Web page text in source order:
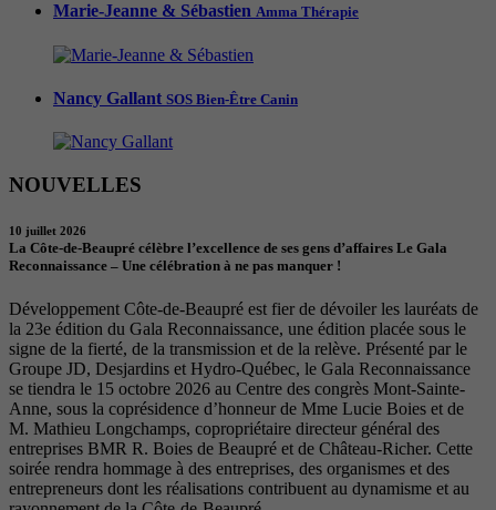
Marie-Jeanne & Sébastien Amma Thérapie
Nancy Gallant SOS Bien-Être Canin
NOUVELLES
10 juillet 2026
La Côte-de-Beaupré célèbre l’excellence de ses gens d’affaires Le Gala
Reconnaissance – Une célébration à ne pas manquer !
Développement Côte-de-Beaupré est fier de dévoiler les lauréats de
la 23e édition du Gala Reconnaissance, une édition placée sous le
signe de la fierté, de la transmission et de la relève. Présenté par le
Groupe JD, Desjardins et Hydro-Québec, le Gala Reconnaissance
se tiendra le 15 octobre 2026 au Centre des congrès Mont-Sainte-
Anne, sous la coprésidence d’honneur de Mme Lucie Boies et de
M. Mathieu Longchamps, copropriétaire directeur général des
entreprises BMR R. Boies de Beaupré et de Château-Richer. Cette
soirée rendra hommage à des entreprises, des organismes et des
entrepreneurs dont les réalisations contribuent au dynamisme et au